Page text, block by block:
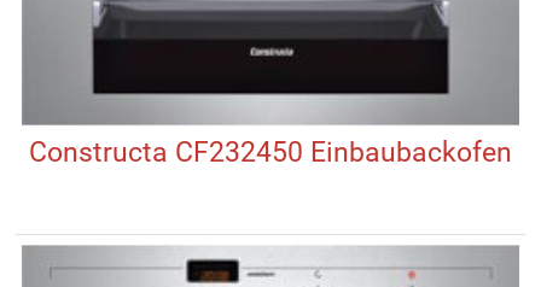
Constructa CF232450 Einbaubackofen